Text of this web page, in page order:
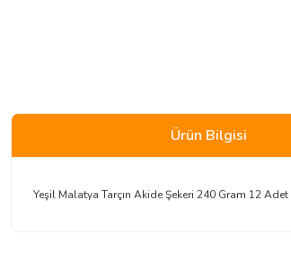
Ürün Bilgisi
Yeşil Malatya Tarçın Akide Şekeri 240 Gram 12 Adet